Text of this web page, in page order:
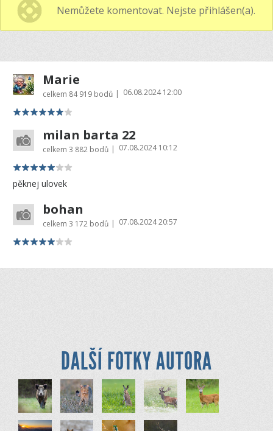
Nemůžete komentovat. Nejste přihlášen(a).
Marie
celkem 84 919 bodů 06.08.2024 12:00
milan barta 22
celkem 3 882 bodů 07.08.2024 10:12
pěknej ulovek
bohan
celkem 3 172 bodů 07.08.2024 20:57
DALŠÍ FOTKY AUTORA